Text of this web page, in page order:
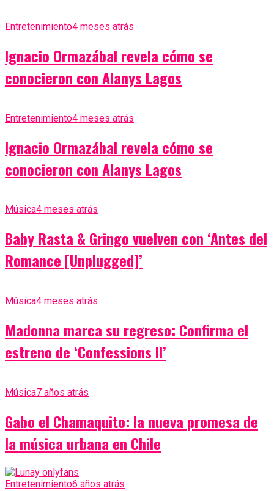
Entretenimiento4 meses atrás
Ignacio Ormazábal revela cómo se
conocieron con Alanys Lagos
Entretenimiento4 meses atrás
Ignacio Ormazábal revela cómo se
conocieron con Alanys Lagos
Música4 meses atrás
Baby Rasta & Gringo vuelven con ‘Antes del
Romance [Unplugged]’
Música4 meses atrás
Madonna marca su regreso: Confirma el
estreno de ‘Confessions II’
Música7 años atrás
Gabo el Chamaquito: la nueva promesa de
la música urbana en Chile
Entretenimiento6 años atrás